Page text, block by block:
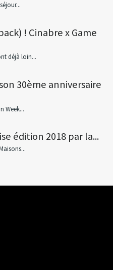
! Cinabre x Game
déjà loin...
30ème anniversaire
Week...
édition 2018 par la...